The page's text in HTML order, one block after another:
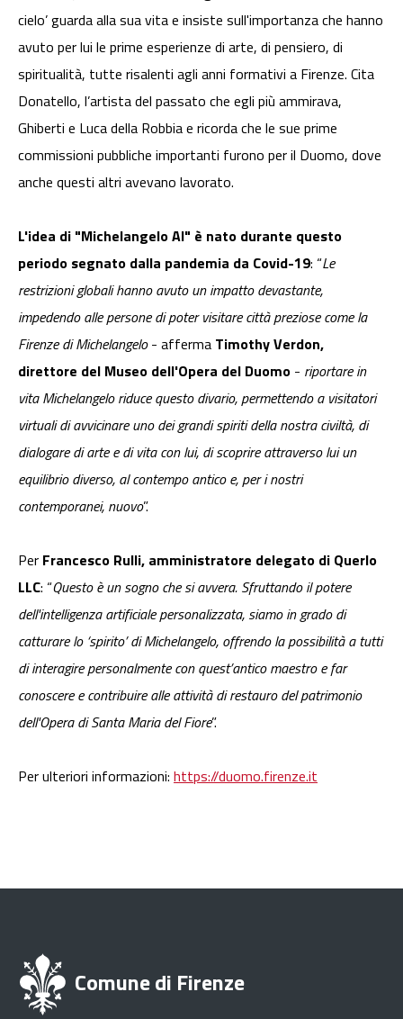
cielo’ guarda alla sua vita e insiste sull'importanza che hanno
avuto per lui le prime esperienze di arte, di pensiero, di
spiritualità, tutte risalenti agli anni formativi a Firenze. Cita
Donatello, l’artista del passato che egli più ammirava,
Ghiberti e Luca della Robbia e ricorda che le sue prime
commissioni pubbliche importanti furono per il Duomo, dove
anche questi altri avevano lavorato.
L'idea di "Michelangelo AI" è nato durante questo
periodo segnato dalla pandemia da Covid-19: “Le
restrizioni globali hanno avuto un impatto devastante,
impedendo alle persone di poter visitare città preziose come la
Firenze di Michelangelo- afferma Timothy Verdon,
direttore del Museo dell'Opera del Duomo - riportare in
vita Michelangelo riduce questo divario, permettendo a visitatori
virtuali di avvicinare uno dei grandi spiriti della nostra civiltà, di
dialogare di arte e di vita con lui, di scoprire attraverso lui un
equilibrio diverso, al contempo antico e, per i nostri
contemporanei, nuovo”.
Per Francesco Rulli, amministratore delegato di Querlo
LLC: “Questo è un sogno che si avvera. Sfruttando il potere
dell'intelligenza artificiale personalizzata, siamo in grado di
catturare lo ‘spirito’ di Michelangelo, offrendo la possibilità a tutti
di interagire personalmente con quest’antico maestro e far
conoscere e contribuire alle attività di restauro del patrimonio
dell'Opera di Santa Maria del Fiore”.
Per ulteriori informazioni: https://duomo.firenze.it
Comune di Firenze